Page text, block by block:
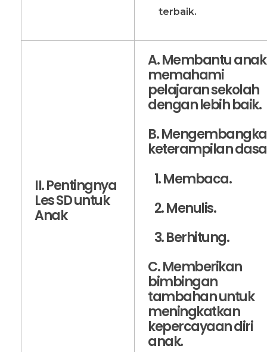
terbaik.
II. Pentingnya
Les SD untuk
Anak
A. Membantu anak
memahami
pelajaran sekolah
dengan lebih baik.
B.
keterampilan
1. Membaca.
2. Menulis.
3. Berhitung.
C. Memberikan
bimbingan
tambahan untuk
meningkatkan
kepercayaan diri
anak.